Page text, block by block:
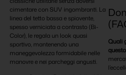
cimentare con SUV ingombranti. La
linea del tetto bassa e spiovente,
spesso verniciata a contrasto (Bi-
Color), le regala un look quasi
sportivo, mantenendo una
maneggevolezza formidabile nelle
manovre e nei parcheggi angusti.
Quali